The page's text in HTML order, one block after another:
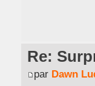
Re:
par Dawn